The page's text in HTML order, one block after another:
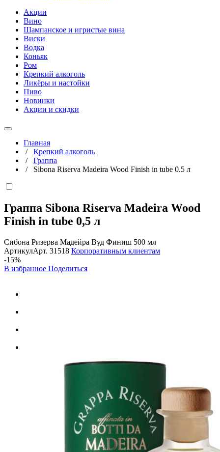
Акции
Вино
Шампанское и игристые вина
Виски
Водка
Коньяк
Ром
Крепкий алкоголь
Ликёры и настойки
Пиво
Новинки
Акции и скидки
Главная
/ Крепкий алкоголь
/ Граппа
/ Sibona Riserva Madeira Wood Finish in tube 0.5 л
Граппа Sibona Riserva Madeira Wood
Finish in tube 0,5 л
Сибона Ризерва Мадейра Вуд Финиш 500 мл
АртикулАрт. 31518 Корпоративным клиентам
-15%
В избранное Поделиться